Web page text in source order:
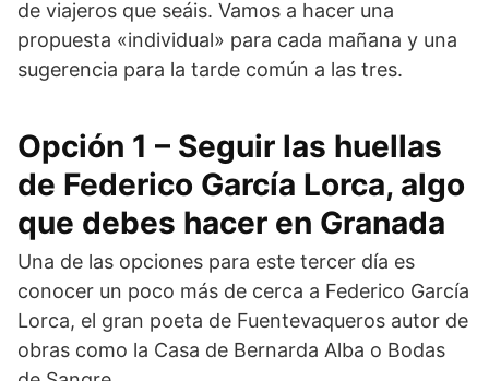
de viajeros que seáis. Vamos a hacer una
propuesta «individual» para cada mañana y una
sugerencia para la tarde común a las tres.
Opción 1 – Seguir las huellas
de Federico García Lorca, algo
que debes hacer en Granada
Una de las opciones para este tercer día es
conocer un poco más de cerca a Federico García
Lorca, el gran poeta de Fuentevaqueros autor de
obras como la Casa de Bernarda Alba o Bodas